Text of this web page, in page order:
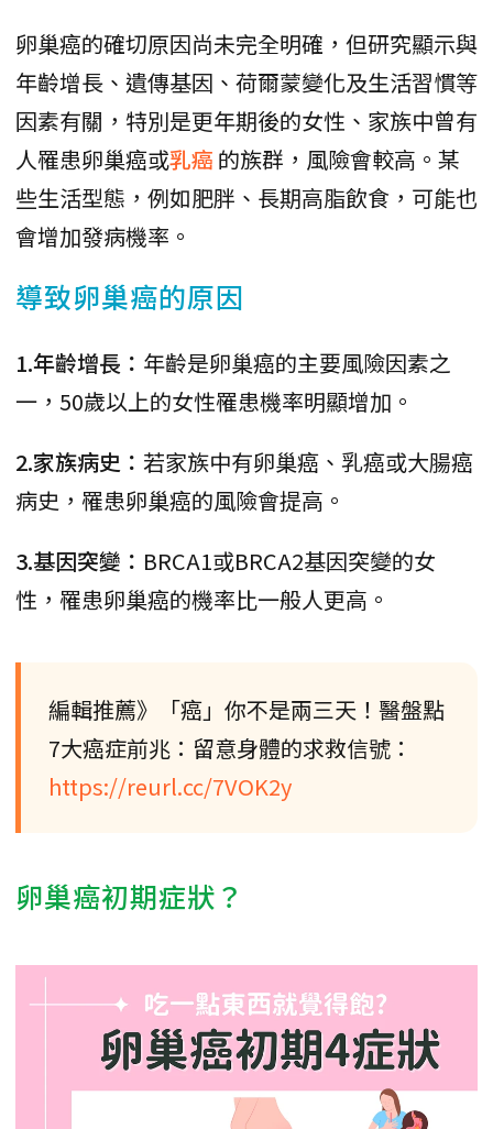
卵巢癌的確切原因尚未完全明確，但研究顯示與
年齡增長、遺傳基因、荷爾蒙變化及生活習慣等
因素有關，特別是更年期後的女性、家族中曾有
人罹患卵巢癌或乳癌 的族群，風險會較高。某
些生活型態，例如肥胖、長期高脂飲食，可能也
會增加發病機率。
導致卵巢癌的原因
1.年齡增長： 年齡是卵巢癌的主要風險因素之
一，50歲以上的女性罹患機率明顯增加。
2.家族病史： 若家族中有卵巢癌、乳癌或大腸癌
病史，罹患卵巢癌的風險會提高。
3.基因突變： BRCA1或BRCA2基因突變的女
性，罹患卵巢癌的機率比一般人更高。
編輯推薦》「癌」你不是兩三天！醫盤點
7大癌症前兆：留意身體的求救信號：
https://reurl.cc/7VOK2y
卵巢癌初期症狀？